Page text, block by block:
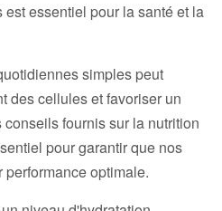
essentiel pour la santé et la
simples peut
des cellules et favoriser un
fournis sur la nutrition
pour garantir que nos
optimale.